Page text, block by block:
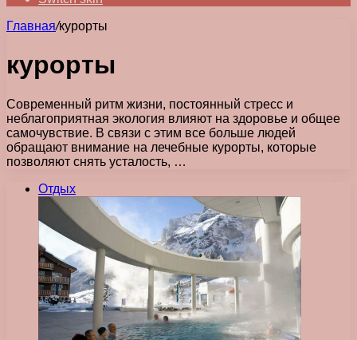
Главная/курорты
курорты
Современный ритм жизни, постоянный стресс и
неблагоприятная экология влияют на здоровье и общее
самочувствие. В связи с этим все больше людей
обращают внимание на лечебные курорты, которые
позволяют снять усталость, …
Отдых